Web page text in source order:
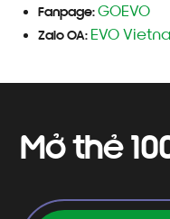
Fanpage:GOEVO
Zalo OA: EVO
Mở thẻ